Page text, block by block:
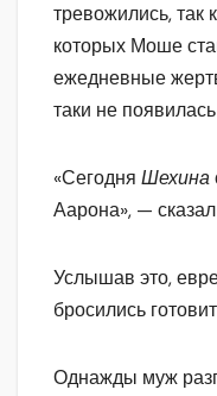
тревожились, так
которых Моше
ежедневные
таки не
«Сегодня Шехина
Аарона», —
Услышав это,
бросились
Однажды муж